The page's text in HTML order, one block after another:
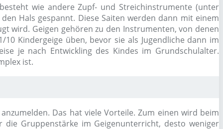
wie andere Zupf- und Streichinstrumente (unter
Hals gespannt. Diese Saiten werden dann mit einem
wird. Geigen gehören zu den Instrumenten, von denen
Kindergeige üben, bevor sie als Jugendliche dann im
je nach Entwickling des Kindes im Grundschulalter.
ist.
Das hat viele Vorteile. Zum einen wird beim
Gruppenstärke im Geigenunterricht, desto weniger